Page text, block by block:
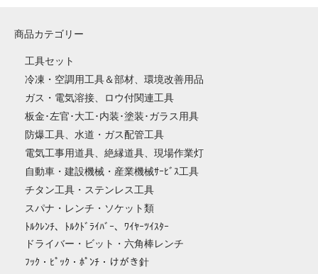
商品カテゴリー
工具セット
冷凍・空調用工具＆部材、環境改善用品
ガス・電気溶接、ロウ付関連工具
板金･左官･大工･内装･塗装･ガラス用具
防爆工具、水道・ガス配管工具
電気工事用道具、絶縁道具、現場作業灯
自動車・建設機械・産業機械ｻｰﾋﾞｽ工具
チタン工具・ステンレス工具
スパナ・レンチ・ソケット類
ﾄﾙｸﾚﾝﾁ、ﾄﾙｸﾄﾞﾗｲﾊﾞｰ、ﾜｲﾔｰﾂｲｽﾀｰ
ドライバー・ビット・六角棒レンチ
ﾌｯｸ・ﾋﾟｯｸ・ﾎﾟﾝﾁ・けがき針